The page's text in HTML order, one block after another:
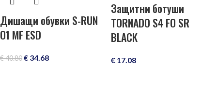
Дишащи обувки S-RUN
O1 MF ESD
€40.80€ 34.68
Защитни ботуши
TORNADO S4 FO SR
BLACK
€ 17.08